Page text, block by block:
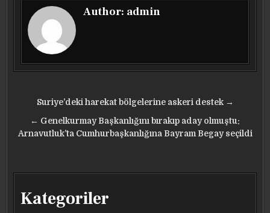
Author: admin
Yazı
gezinmesi
Suriye’deki harekat bölgelerine askeri destek →
← Genelkurmay Başkanlığını bırakıp aday olmuştu:
Arnavutluk’ta Cumhurbaşkanlığına Bayram Begay seçildi
Kategoriler